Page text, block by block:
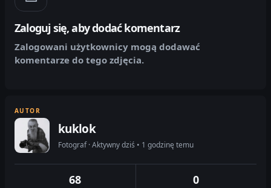
Zaloguj się, aby dodać komentarz
Zalogowani użytkownicy mogą dodawać
komentarze do tego zdjęcia.
AUTOR
kuklok
Fotograf · Aktywny dziś • 1 godzinę temu
68 0